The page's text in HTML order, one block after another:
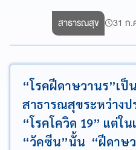
สาธารณสุข 31 ก.
“โรคฝีดาษวานร”เป็
สาธารณสุขระหว่างป
“โรคโควิด 19” แต่ใ
“วัคซีน”นั้น “ฝีดาษ